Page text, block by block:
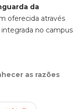
da
oferecida através
no campus
as razões